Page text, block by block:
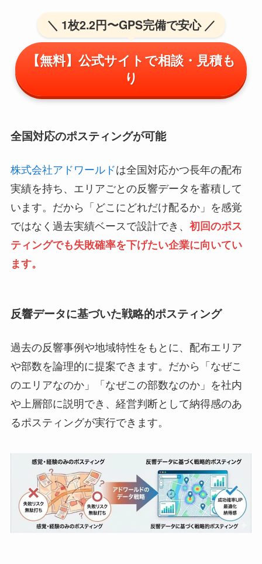
＼ 1枚2.2円〜GPS完備で安心 ／
【無料】公式サイトで相談・見積も
り
全国対応のポスティングが可能
株式会社アドワールドは全国対応かつ長年の配布
実績を持ち、エリアごとの反響データを蓄積して
います。だから「どこにどれだけ配るか」を感覚
ではなく過去実績ベースで設計でき、 初回のポス
ティングでも失敗確率を下げたい企業に向いてい
ます。
反響データに基づいた戦略的ポスティング
過去の反響事例や地域特性をもとに、配布エリア
や部数を論理的に提案できます。だから「なぜこ
のエリアなのか」「なぜこの部数なのか」を社内
や上層部に説明でき、経営判断として納得感のあ
るポスティングが実行できます。